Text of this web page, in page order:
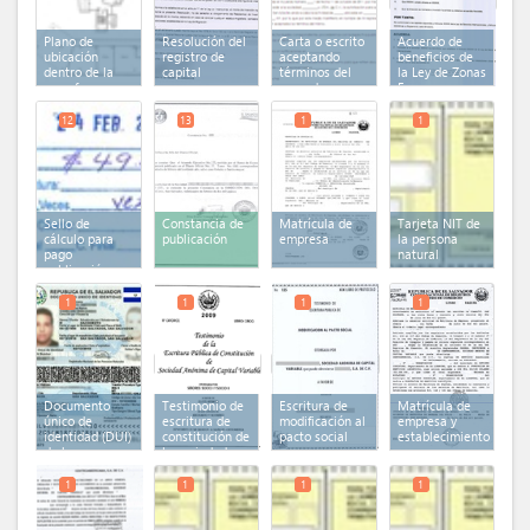
Plano de
ubicación
dentro de la
zona franca
Resolución del
registro de
capital
Carta o escrito
aceptando
términos del
acuerdo
Acuerdo de
beneficios de
la Ley de Zonas
Francas
Industriales y
de
Comercialización
Sello de
cálculo para
pago
publicación
12
Constancia de
publicación
13
Matrícula de
empresa
1
Tarjeta NIT de
la persona
natural
1
Documento
único de
identidad (DUI)
de la persona
natural
1
Testimonio de
escritura de
constitución de
la sociedad
inscrita en el
Registro de
Comercio
1
Escritura de
modificación al
pacto social
1
Matrícula de
empresa y
establecimiento
1
1 1 1 1